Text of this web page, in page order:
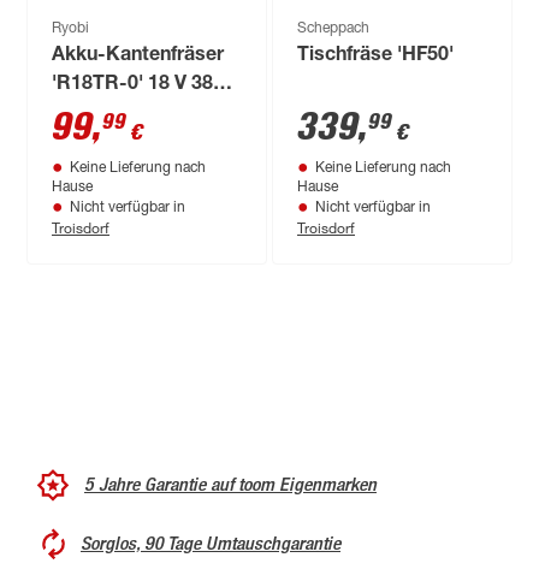
Ryobi
Akku-Kantenfräser
'R18TR-0' 18 V 38
mm ohne Akku
99,99 €
Keine Lieferung nach
Hause
Nicht verfügbar in
Troisdorf
Scheppach
Tischfräse 'HF50'
339,99 €
Keine Lieferung nach
Hause
Nicht verfügbar in
Troisdorf
5 Jahre Garantie auf toom Eigenmarken
Sorglos, 90 Tage Umtauschgarantie